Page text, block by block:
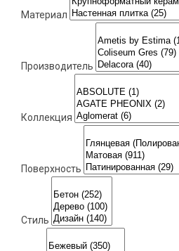
Материал
Производитель
Коллекция
Поверхность
Стиль